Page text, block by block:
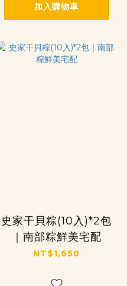
加入購物車
史家干貝粽(10入)*2包
｜南部粽鮮美宅配
NT$1,650